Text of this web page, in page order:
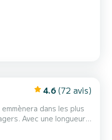
4.6 (72 avis)
dans les plus
de Kos Ce Bali